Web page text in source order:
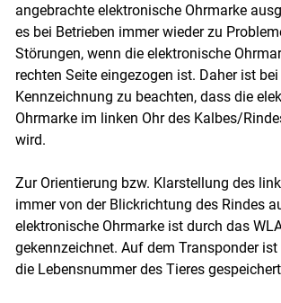
angebrachte elektronische Ohrmarke
es bei Betrieben immer wieder zu
Störungen, wenn die elektronische
rechten Seite eingezogen ist. Daher ist bei
Kennzeichnung zu beachten, dass die
Ohrmarke im linken Ohr des Kalbes/
wird.
Zur Orientierung bzw. Klarstellung des
immer von der Blickrichtung des Rindes
elektronische Ohrmarke ist durch das
gekennzeichnet. Auf dem Transponder
die Lebensnummer des Tieres